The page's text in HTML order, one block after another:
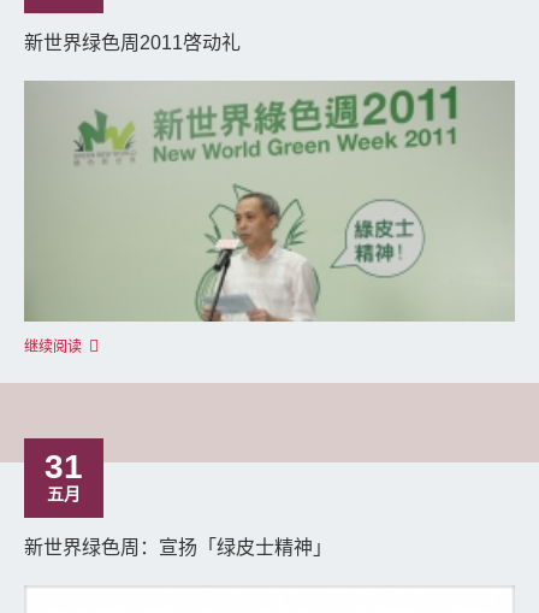
新世界绿色周2011啓动礼
继续阅读
31
五月
新世界绿色周：宣扬「绿皮士精神」